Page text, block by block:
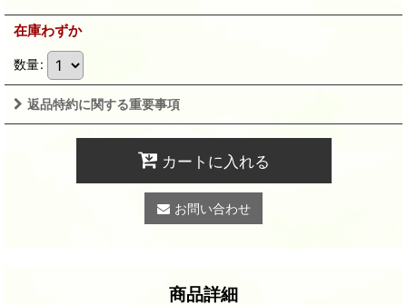
在庫わずか
数量:
返品特約に関する重要事項
カートに入れる
お問い合わせ
商品詳細